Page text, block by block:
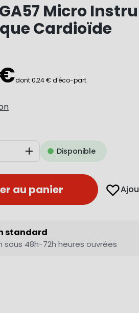
Micro
Cardioïde
dont 0,24 € d'éco-part.
AugmenterDisponible
au panier
standard
sous 48h-72h heures ouvrées